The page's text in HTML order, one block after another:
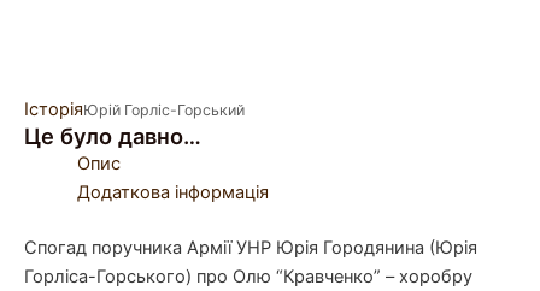
ІсторіяЮрій Горліс-Горський
Це було давно…
Опис
Додаткова інформація
Спогад поручника Армії УНР Юрія Городянина (Юрія
Горліса-Горського) про Олю “Кравченко” – хоробру